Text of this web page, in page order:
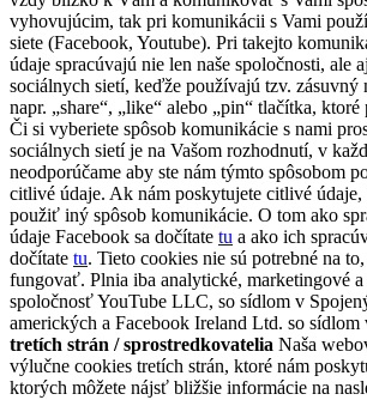
vyhovujúcim, tak pri komunikácii s Vami
siete (Facebook, Youtube). Pri takejto
údaje spracúvajú nie len naše spoločnosti, ale
sociálnych sietí, keďže používajú tzv.
napr. „share“, „like“ alebo „pin“ tlačítka,
Či si vyberiete spôsob komunikácie s nami
sociálnych sietí je na Vašom rozhodnutí, v
neodporúčame aby ste nám týmto spôsobom
citlivé údaje. Ak nám poskytujete citlivé údaje,
použiť iný spôsob komunikácie. O tom ako
údaje Facebook sa dočítate tu a ako ich
dočítate tu. Tieto cookies nie sú potrebné na
fungovať. Plnia iba analytické, marketingové
spoločnosť YouTube LLC, so sídlom v
amerických a Facebook Ireland Ltd. so sídlom
tretích strán / sprostredkovatelia Naša
výlučne cookies tretích strán, ktoré nám
ktorých môžete nájsť bližšie informácie na